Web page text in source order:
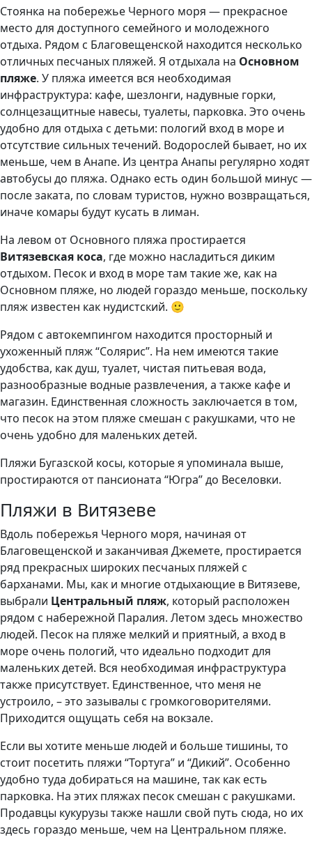
Стоянка на побережье Черного моря — прекрасное
место для доступного семейного и молодежного
отдыха. Рядом с Благовещенской находится несколько
отличных песчаных пляжей. Я отдыхала на Основном
пляже. У пляжа имеется вся необходимая
инфраструктура: кафе, шезлонги, надувные горки,
солнцезащитные навесы, туалеты, парковка. Это очень
удобно для отдыха с детьми: пологий вход в море и
отсутствие сильных течений. Водорослей бывает, но их
меньше, чем в Анапе. Из центра Анапы регулярно ходят
автобусы до пляжа. Однако есть один большой минус —
после заката, по словам туристов, нужно возвращаться,
иначе комары будут кусать в лиман.
На левом от Основного пляжа простирается
Витязевская коса, где можно насладиться диким
отдыхом. Песок и вход в море там такие же, как на
Основном пляже, но людей гораздо меньше, поскольку
пляж известен как нудистский. 🙂
Рядом с автокемпингом находится просторный и
ухоженный пляж “Солярис”. На нем имеются такие
удобства, как душ, туалет, чистая питьевая вода,
разнообразные водные развлечения, а также кафе и
магазин. Единственная сложность заключается в том,
что песок на этом пляже смешан с ракушками, что не
очень удобно для маленьких детей.
Пляжи Бугазской косы, которые я упоминала выше,
простираются от пансионата “Югра” до Веселовки.
Пляжи в Витязеве
Вдоль побережья Черного моря, начиная от
Благовещенской и заканчивая Джемете, простирается
ряд прекрасных широких песчаных пляжей с
барханами. Мы, как и многие отдыхающие в Витязеве,
выбрали Центральный пляж, который расположен
рядом с набережной Паралия. Летом здесь множество
людей. Песок на пляже мелкий и приятный, а вход в
море очень пологий, что идеально подходит для
маленьких детей. Вся необходимая инфраструктура
также присутствует. Единственное, что меня не
устроило, – это зазывалы с громкоговорителями.
Приходится ощущать себя на вокзале.
Если вы хотите меньше людей и больше тишины, то
стоит посетить пляжи “Тортуга” и “Дикий”. Особенно
удобно туда добираться на машине, так как есть
парковка. На этих пляжах песок смешан с ракушками.
Продавцы кукурузы также нашли свой путь сюда, но их
здесь гораздо меньше, чем на Центральном пляже.